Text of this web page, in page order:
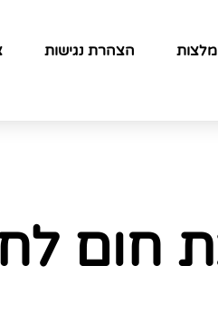
הצהרת נגישות
חום